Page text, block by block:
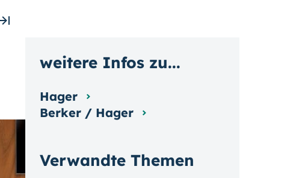
Verwandte Themen
weitere Infos zu...
Hager
Berker / Hager